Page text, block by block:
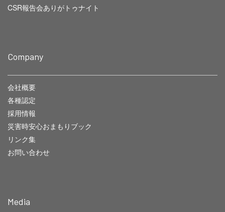
CSR報告会ありがトゥナイト
Company
会社概要
各種認定
採用情報
災害時安心おまもりブック
リンク集
お問い合わせ
Media